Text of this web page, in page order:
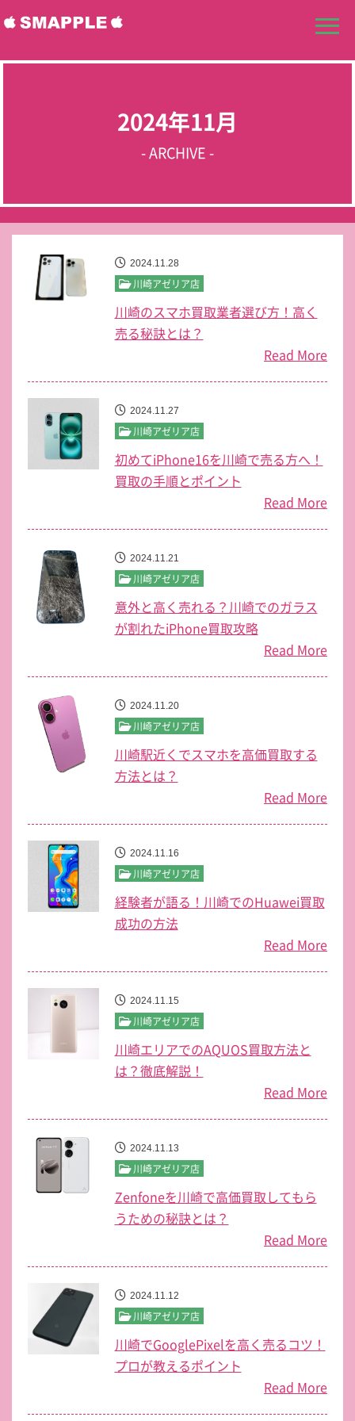
2024年11月
- ARCHIVE -
2024.11.28
川崎アゼリア店
川崎のスマホ買取業者選び方！高く
売る秘訣とは？
Read More
2024.11.27
川崎アゼリア店
初めてiPhone16を川崎で売る方へ！
買取の手順とポイント
Read More
2024.11.21
川崎アゼリア店
意外と高く売れる？川崎でのガラス
が割れたiPhone買取攻略
Read More
2024.11.20
川崎アゼリア店
川崎駅近くでスマホを高価買取する
方法とは？
Read More
2024.11.16
川崎アゼリア店
経験者が語る！川崎でのHuawei買取
成功の方法
Read More
2024.11.15
川崎アゼリア店
川崎エリアでのAQUOS買取方法と
は？徹底解説！
Read More
2024.11.13
川崎アゼリア店
Zenfoneを川崎で高価買取してもら
うための秘訣とは？
Read More
2024.11.12
川崎アゼリア店
川崎でGooglePixelを高く売るコツ！
プロが教えるポイント
Read More